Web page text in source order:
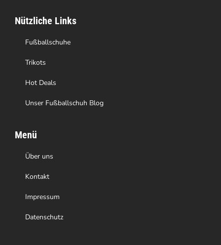
der
Produktseite
gewählt
werden
Nützliche Links
Fußballschuhe
Trikots
Hot Deals
Unser Fußballschuh Blog
Menü
Über uns
Kontakt
Impressum
Datenschutz